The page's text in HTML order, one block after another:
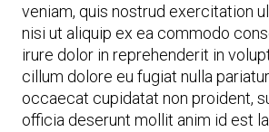
veniam, quis nostrud exercitation
nisi ut aliquip ex ea commodo
irure dolor in reprehenderit in
cillum dolore eu fugiat nulla
occaecat cupidatat non proident,
officia deserunt mollit anim id est